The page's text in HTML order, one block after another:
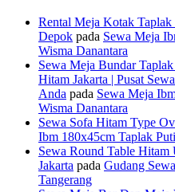
Rental Meja Kotak
Depok pada Sewa Meja
Wisma Danantara
Sewa Meja Bundar
Hitam Jakarta | Pusat
Anda pada Sewa Meja
Wisma Danantara
Sewa Sofa Hitam Type
Ibm 180x45cm Taplak
Sewa Round Table
Jakarta pada Gudang
Tangerang